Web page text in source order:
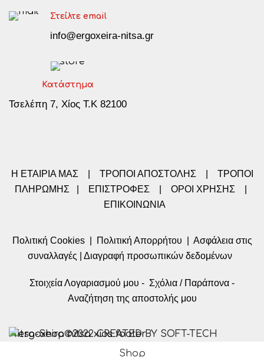
Στείλτε email
info@ergoxeira-nitsa.gr
Κατάστημα
Τσελέπη 7, Χίος Τ.Κ 82100
Η ΕΤΑΙΡΙΑ ΜΑΣ ΤΡΟΠΟΙ ΑΠΟΣΤΟΛΗΣ
ΤΡΟΠΟΙ
ΠΛΗΡΩΜΗΣ
ΕΠΙΣΤΡΟΦΕΣ ΟΡΟΙ ΧΡΗΣΗΣ
ΕΠΙΚΟΙΝΩΝΙΑ
Πολιτική Cookies| Πολιτική Απορρήτου
Ασφάλεια στις
συναλλαγές
Διαγραφή προσωπικών δεδομένων
Στοιχεία Λογαριασμού μου - Σχόλια / Παράπονα -
Αναζήτηση της αποστολής μου
Nitsa-Shop©2022 CREATED BY SOFT-TECH
Shop